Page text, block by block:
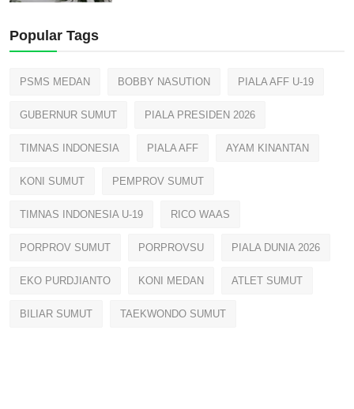
Popular Tags
PSMS MEDAN BOBBY NASUTION PIALA AFF U-19
GUBERNUR SUMUT PIALA PRESIDEN 2026
TIMNAS INDONESIA PIALA AFF AYAM KINANTAN
KONI SUMUT PEMPROV SUMUT
TIMNAS INDONESIA U-19 RICO WAAS
PORPROV SUMUT PORPROVSU PIALA DUNIA 2026
EKO PURDJIANTO KONI MEDAN ATLET SUMUT
BILIAR SUMUT TAEKWONDO SUMUT